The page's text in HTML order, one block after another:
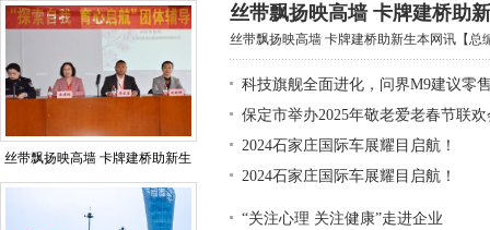
丝带飘扬映高墙 卡牌建桥助新生
丝带飘扬映高墙 卡牌建桥助
丝带飘扬映高墙 卡牌建桥助新生本网讯【总
科技旗舰全面进化，问界M9建议零
保定市举办2025年敬老爱老春节联欢
2024石家庄国际车展耀目启航！
2024石家庄国际车展耀目启航！
“关注心理 关注健康”走进企业